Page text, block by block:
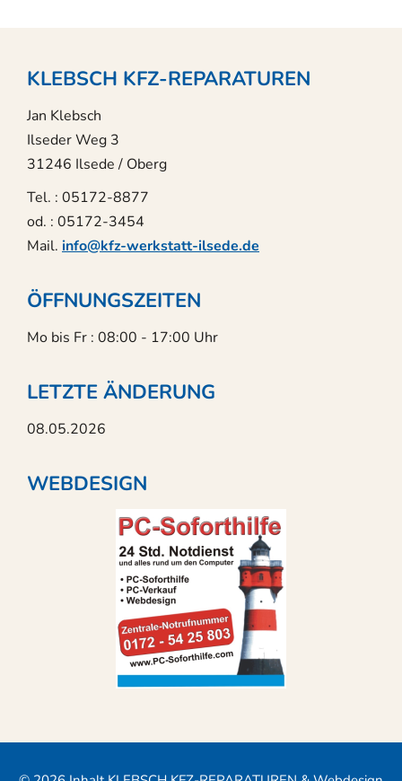
KLEBSCH KFZ-REPARATUREN
Jan Klebsch
Ilseder Weg 3
31246 Ilsede / Oberg
Tel. : 05172-8877
od. : 05172-3454
Mail. info@kfz-werkstatt-ilsede.de
ÖFFNUNGSZEITEN
Mo bis Fr : 08:00 - 17:00 Uhr
LETZTE ÄNDERUNG
08.05.2026
WEBDESIGN